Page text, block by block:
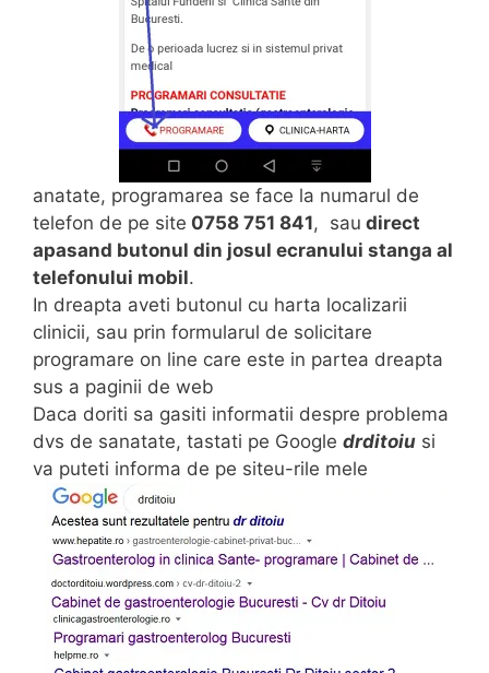
anatate, programarea se face la numarul de
telefon de pe site 0758 751 841, sau direct
apasand butonul din josul ecranului stanga al
telefonului mobil.
In dreapta aveti butonul cu harta localizarii
clinicii, sau prin formularul de solicitare
programare on line care este in partea dreapta
sus a paginii de web
Daca doriti sa gasiti informatii despre problema
dvs de sanatate, tastati pe Google drditoiu si
va puteti informa de pe siteu-rile mele